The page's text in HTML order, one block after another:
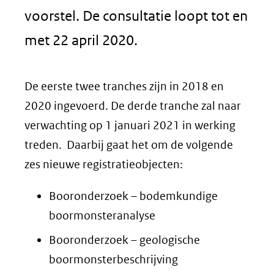
voorstel. De consultatie loopt tot en
met 22 april 2020.
De eerste twee tranches zijn in 2018 en
2020 ingevoerd. De derde tranche zal naar
verwachting op 1 januari 2021 in werking
treden. Daarbij gaat het om de volgende
zes nieuwe registratieobjecten:
Booronderzoek – bodemkundige
boormonsteranalyse
Booronderzoek – geologische
boormonsterbeschrijving